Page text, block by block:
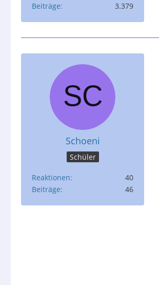
Beiträge
3.379
Schoeni
Schüler
Reaktionen
40
Beiträge
46